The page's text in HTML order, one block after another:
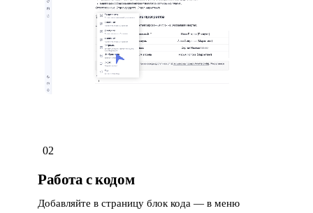
02
Работа с кодом
Добавляйте в страницу блок кода — в меню